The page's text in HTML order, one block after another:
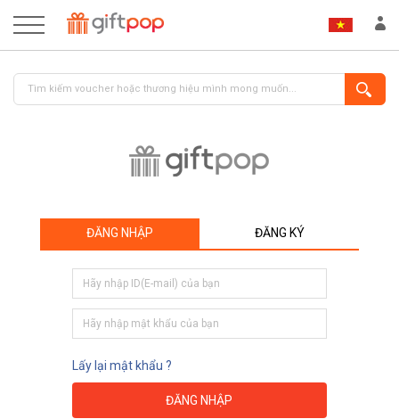
ĐĂNG NHẬP ĐĂNG KÝ
Lấy lại mật khẩu ?